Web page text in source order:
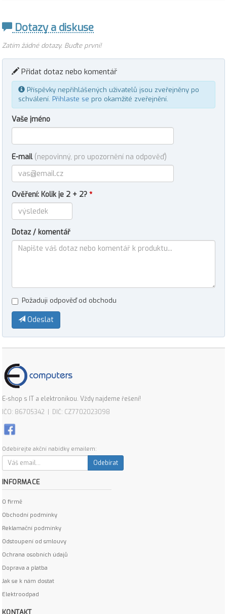
Dotazy a diskuse
Zatím žádné dotazy. Buďte první!
Přidat dotaz nebo komentář
Příspěvky nepřihlášených uživatelů jsou zveřejněny po
schválení. Přihlaste se pro okamžité zveřejnění.
Vaše jméno
E-mail (nepovinný, pro upozornění na odpověď)
Ověření: Kolik je 2 + 2? *
Dotaz / komentář
Požaduji odpověď od obchodu
Odeslat
E-shop s IT a elektronikou. Vždy najdeme řešení!
IČO: 86705342 | DIČ: CZ7702023098
Odebírejte akční nabídky emailem:
Odebírat
INFORMACE
O firmě
Obchodní podmínky
Reklamační podmínky
Odstoupení od smlouvy
Ochrana osobních údajů
Doprava a platba
Jak se k nám dostat
Elektroodpad
KONTAKT